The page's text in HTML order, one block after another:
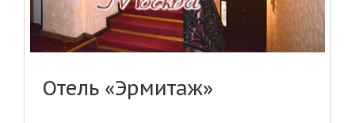
Отель «Эрмитаж»